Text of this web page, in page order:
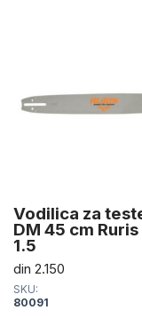
Vodilica za
DM 45 cm
1.5
din 2.150
SKU:
80091